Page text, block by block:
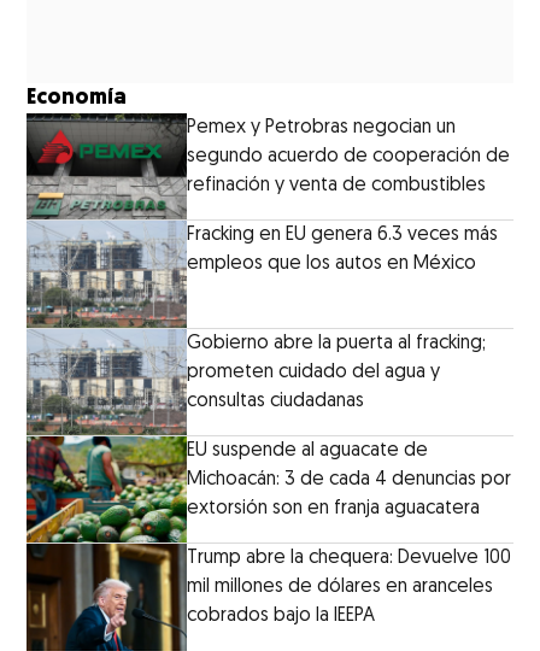
Economía
Pemex y Petrobras negocian un
segundo acuerdo de cooperación de
refinación y venta de combustibles
Fracking en EU genera 6.3 veces más
empleos que los autos en México
Gobierno abre la puerta al fracking;
prometen cuidado del agua y
consultas ciudadanas
EU suspende al aguacate de
Michoacán: 3 de cada 4 denuncias por
extorsión son en franja aguacatera
Trump abre la chequera: Devuelve 100
mil millones de dólares en aranceles
cobrados bajo la IEEPA